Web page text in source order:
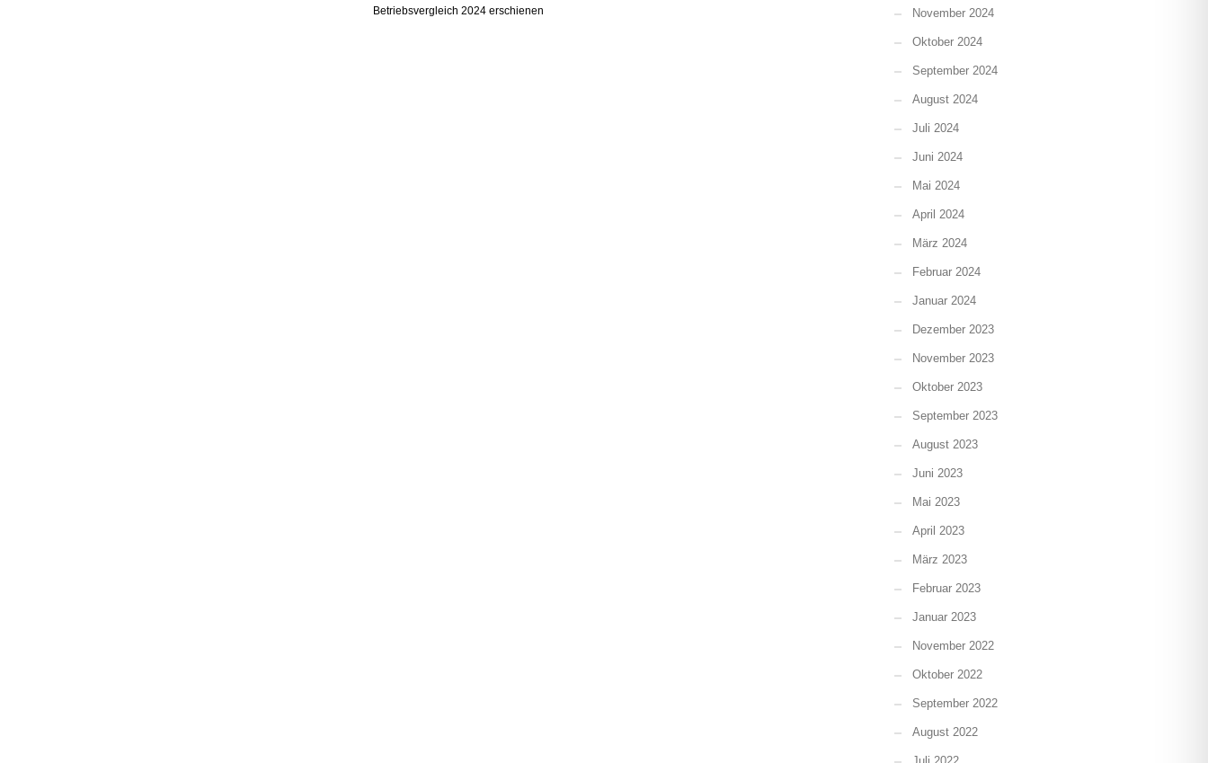
Betriebsvergleich 2024 erschienen
November 2024
Oktober 2024
September 2024
August 2024
Juli 2024
Juni 2024
Mai 2024
April 2024
März 2024
Februar 2024
Januar 2024
Dezember 2023
November 2023
Oktober 2023
September 2023
August 2023
Juni 2023
Mai 2023
April 2023
März 2023
Februar 2023
Januar 2023
November 2022
Oktober 2022
September 2022
August 2022